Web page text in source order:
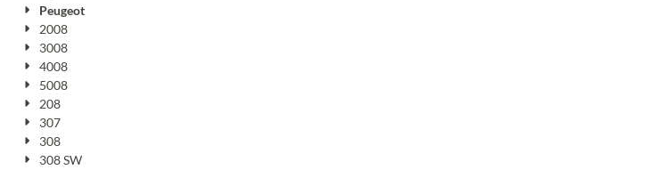
Peugeot
2008
3008
4008
5008
208
307
308
308 SW